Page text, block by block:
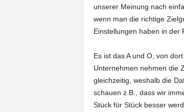
unserer Meinung nach
wenn man die richtige
Einstellungen haben in der
Es ist das A und O, von
Unternehmen nehmen die
gleichzeitig, weshalb die
schauen z.B., dass wir
Stück für Stück besser